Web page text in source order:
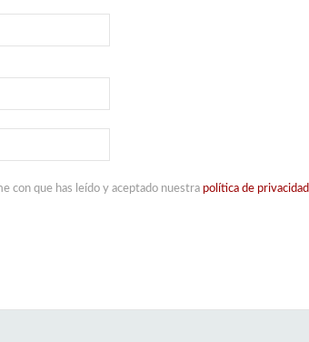
con que has leído y aceptado nuestra política de privacidad